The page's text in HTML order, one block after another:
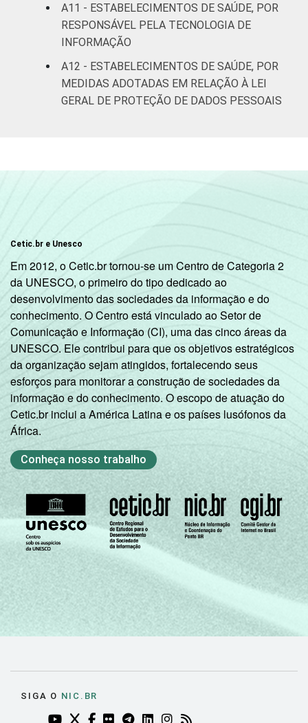
A11 - ESTABELECIMENTOS DE SAÚDE, POR
RESPONSÁVEL PELA TECNOLOGIA DE
INFORMAÇÃO
A12 - ESTABELECIMENTOS DE SAÚDE, POR
MEDIDAS ADOTADAS EM RELAÇÃO À LEI
GERAL DE PROTEÇÃO DE DADOS PESSOAIS
Cetic.br e Unesco
Em 2012, o Cetic.br tornou-se um Centro de Categoria 2
da UNESCO, o primeiro do tipo dedicado ao
desenvolvimento das sociedades da informação e do
conhecimento. O Centro está vinculado ao Setor de
Comunicação e Informação (CI), uma das cinco áreas da
UNESCO. Ele contribui para que os objetivos estratégicos
da organização sejam atingidos, fortalecendo seus
esforços para monitorar a construção de sociedades da
informação e do conhecimento. O escopo de atuação do
Cetic.br inclui a América Latina e os países lusófonos da
África.
Conheça nosso trabalho
SIGA O NIC.BR
YOUTUBE DO NIC.BR (ABRE EM NOVA ABA)
TWITTER DO NIC.BR (ABRE EM NOVA ABA)
FACEBOOK DO NIC.BR (ABRE EM NOVA
FLICKR DO NIC.BR (ABRE EM NOVA
TELEGRAM DO NIC.BR (ABRE EM
LINKEDIN DO NIC.BR (ABRE
INSTAGRAM DO NIC.BR
RSS DO NIC.BR (ABRE